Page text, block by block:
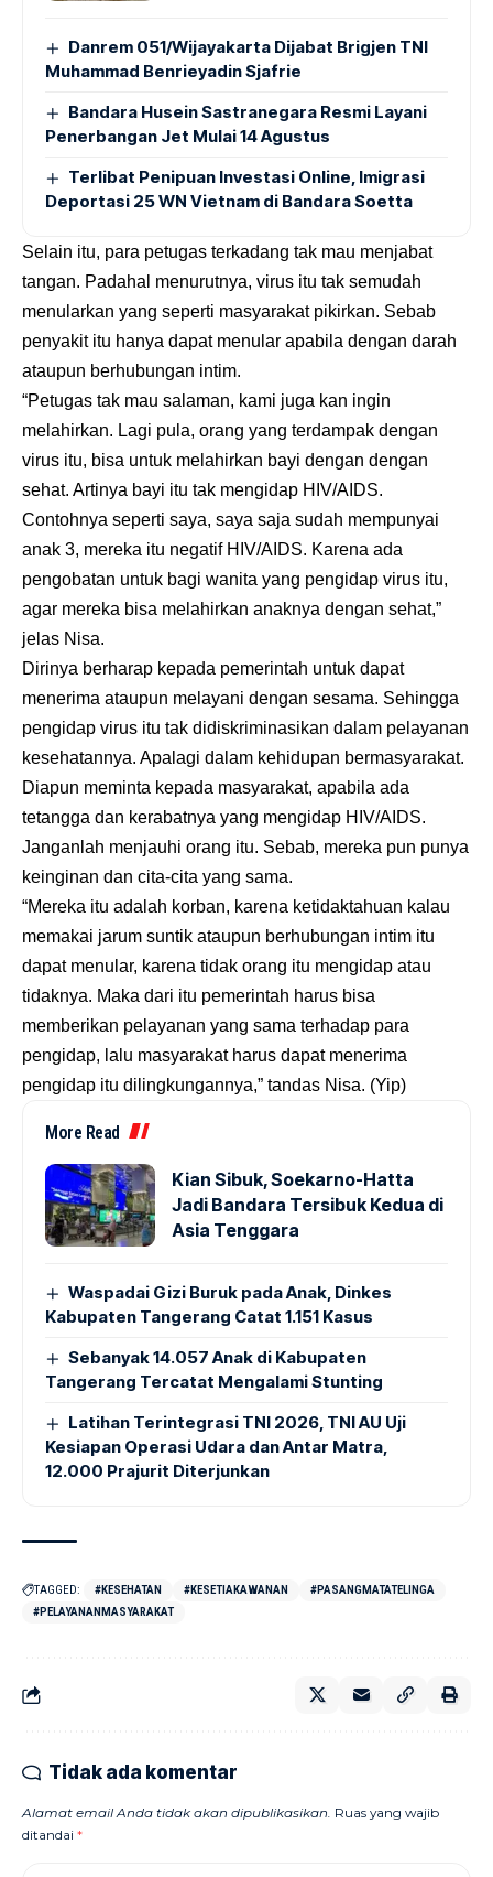
Danrem 051/Wijayakarta Dijabat Brigjen TNI
Muhammad Benrieyadin Sjafrie
Bandara Husein Sastranegara Resmi Layani
Penerbangan Jet Mulai 14 Agustus
Terlibat Penipuan Investasi Online, Imigrasi
Deportasi 25 WN Vietnam di Bandara Soetta
Selain itu, para petugas terkadang tak mau menjabat
tangan. Padahal menurutnya, virus itu tak semudah
menularkan yang seperti masyarakat pikirkan. Sebab
penyakit itu hanya dapat menular apabila dengan darah
ataupun berhubungan intim.
“Petugas tak mau salaman, kami juga kan ingin
melahirkan. Lagi pula, orang yang terdampak dengan
virus itu, bisa untuk melahirkan bayi dengan dengan
sehat. Artinya bayi itu tak mengidap HIV/AIDS.
Contohnya seperti saya, saya saja sudah mempunyai
anak 3, mereka itu negatif HIV/AIDS. Karena ada
pengobatan untuk bagi wanita yang pengidap virus itu,
agar mereka bisa melahirkan anaknya dengan sehat,”
jelas Nisa.
Dirinya berharap kepada pemerintah untuk dapat
menerima ataupun melayani dengan sesama. Sehingga
pengidap virus itu tak didiskriminasikan dalam pelayanan
kesehatannya. Apalagi dalam kehidupan bermasyarakat.
Diapun meminta kepada masyarakat, apabila ada
tetangga dan kerabatnya yang mengidap HIV/AIDS.
Janganlah menjauhi orang itu. Sebab, mereka pun punya
keinginan dan cita-cita yang sama.
“Mereka itu adalah korban, karena ketidaktahuan kalau
memakai jarum suntik ataupun berhubungan intim itu
dapat menular, karena tidak orang itu mengidap atau
tidaknya. Maka dari itu pemerintah harus bisa
memberikan pelayanan yang sama terhadap para
pengidap, lalu masyarakat harus dapat menerima
pengidap itu dilingkungannya,” tandas Nisa. (Yip)
More Read
Kian Sibuk, Soekarno-Hatta
Jadi Bandara Tersibuk Kedua di
Asia Tenggara
Waspadai Gizi Buruk pada Anak, Dinkes
Kabupaten Tangerang Catat 1.151 Kasus
Sebanyak 14.057 Anak di Kabupaten
Tangerang Tercatat Mengalami Stunting
Latihan Terintegrasi TNI 2026, TNI AU Uji
Kesiapan Operasi Udara dan Antar Matra,
12.000 Prajurit Diterjunkan
TAGGED: #KESEHATAN #KESETIAKAWANAN
#PASANGMATATELINGA
#PELAYANANMASYARAKAT
Tidak ada komentar
Alamat email Anda tidak akan dipublikasikan. Ruas yang wajib
ditandai *